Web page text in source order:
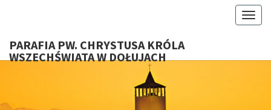
PARAFIA PW. CHRYSTUSA KRÓLA
WSZECHŚWIATA W DOŁUJACH